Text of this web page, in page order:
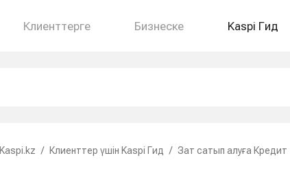
Клиенттерге Бизнеске Kaspi Гид
Kaspi.kz / Клиенттер үшін Kaspi Гид / Зат сатып алуға Кредит